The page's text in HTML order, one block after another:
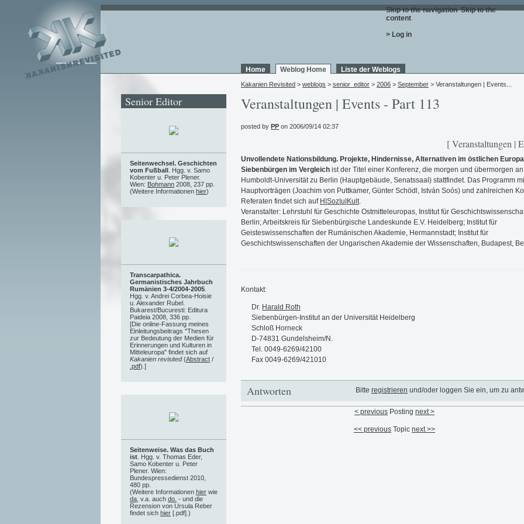
Skip to the navigation. Skip to the
content.
> Log in
Home Weblog Home Liste der Weblogs
Kakanien Revisited > weblogs > senior_editor > 2006 > September > Veranstaltungen | Events...
Veranstaltungen | Events - Part 113
posted by PP on 2006/09/14 02:37
[ Veranstaltungen |
Unvollendete Nationsbildung. Projekte, Hindernisse, Alternativen im östlichen Europa
Siebenbürgen im Vergleich ist der Titel einer Konferenz, die morgen und übermorgen
Humboldt-Universität zu Berlin (Hauptgebäude, Senatssaal) stattfindet. Das Programm
Hauptvorträgen (Joachim von Puttkamer, Günter Schödl, István Soós) und zahlreichen
Referaten findet sich auf H|Soz|u|Kult
Veranstalter: Lehrstuhl für Geschichte Ostmitteleuropas, Institut für
Berlin; Arbeitskreis für Siebenbürgische Landeskunde E.V. Heidelberg; Institut für
Geisteswissenschaften der Rumänischen Akademie, Hermannstadt; Institut für
Geschichtswissenschaften der Ungarischen Akademie der Wissenschaften, Budapest,
Kontakt:
Dr. Harald Roth
Siebenbürgen-Institut an der Universität Heidelberg
Schloß Horneck
D-74831 Gundelsheim/N.
Tel. 0049-6269/42100
Fax 0049-6269/421010
Bitte registrieren und/oder loggen Sie ein, um zu
Antworten
< previous Posting next >
<< previous Topic next >>
Senior Editor
Seitenwechsel. Geschichten
vom Fußball . Hgg. v. Samo
Kobenter u. Peter Plener.
Wien: Bohmann 2008, 237 pp.
(Weitere Informationen hier)
Transcarpathica.
Germanistisches Jahrbuch
Rumänien 3-4/2004-2005
Hgg. v. Andrei Corbea-Hoisie
u. Alexander Rubel.
Bukarest/Bucuresti: Editura
Paideia 2008, 336 pp.
[Die online-Fassung meines
Einleitungsbeitrags "Thesen
zur Bedeutung der Medien für
Erinnerungen und Kulturen in
Mitteleuropa" findet sich auf
Kakanien revisited(Abstract /
.pdf).]
Seitenweise. Was das Buch
ist . Hgg. v. Thomas Eder,
Samo Kobenter u. Peter
Plener. Wien:
Bundespressedienst 2010,
480 pp.
(Weitere Informationen hier wie
da , v.a. auch do. - und die
Rezension von Ursula Reber
findet sich hier [.pdf].)